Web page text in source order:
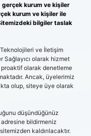
kurum ve kişiler
kurum ve kişiler ile
bilgiler taslak
ve İletişim
Sağlayıcı olarak hizmet
olarak denetleme
Ancak, üyelerimiz
olup, siteye üye olarak
düşündüğünüz
adresine bildirmeniz
kaldırılacaktır.